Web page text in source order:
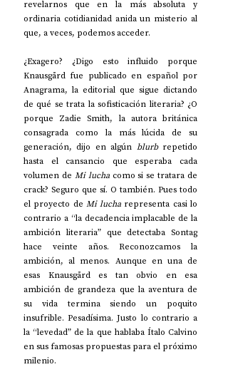
revelarnos que en la más absoluta y
ordinaria cotidianidad anida un misterio al
que, a veces, podemos acceder.
¿Exagero? ¿Digo esto influido porque
Knausgård fue publicado en español por
Anagrama, la editorial que sigue dictando
de qué se trata la sofisticación literaria? ¿O
porque Zadie Smith, la autora británica
consagrada como la más lúcida de su
generación, dijo en algún blurb repetido
hasta el cansancio que esperaba cada
volumen de Mi lucha como si se tratara de
crack? Seguro que sí. O también. Pues todo
el proyecto de Mi lucha representa casi lo
contrario a “la decadencia implacable de la
ambición literaria” que detectaba Sontag
hace veinte años. Reconozcamos la
ambición, al menos. Aunque en una de
esas Knausgård es tan obvio en esa
ambición de grandeza que la aventura de
su vida termina siendo un poquito
insufrible. Pesadísima. Justo lo contrario a
la “levedad” de la que hablaba Ítalo Calvino
en sus famosas propuestas para el próximo
milenio.